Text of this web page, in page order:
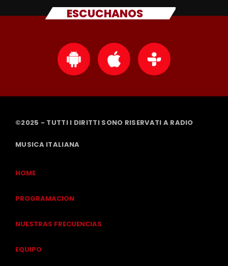
ESCUCHANOS
©2025 - TUTTI I DIRITTI SONO RISERVATI A RADIO
MUSICA ITALIANA
HOME
PROGRAMACION
NUESTRAS FRECUENCIAS
EQUIPO